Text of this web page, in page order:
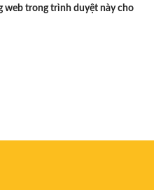
web trong trình duyệt này cho